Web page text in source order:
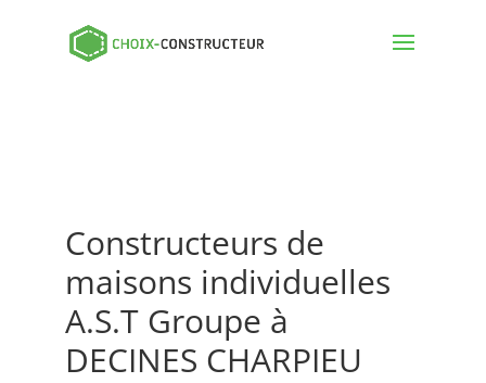
Constructeurs de
maisons individuelles
A.S.T Groupe à
DECINES CHARPIEU